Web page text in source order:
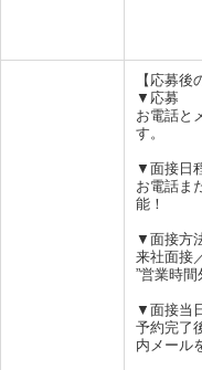
【応募後
▼応募
お電話と
す。
▼面接日
お電話ま
能！
▼面接方
来社面接
”営業時
▼面接当
予約完了
内メール